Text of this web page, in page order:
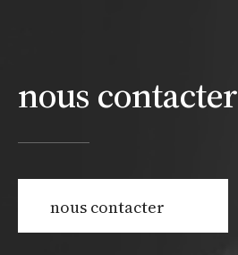
nous contacter
nous contacter